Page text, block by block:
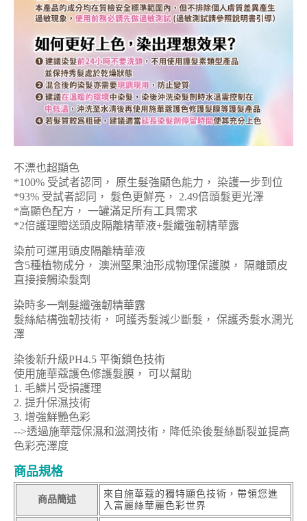
不漂也超顯色
*100% 受試者認同， 原生髮強顯色能力， 染護一步到位
*93% 受試者認同， 髮色更鮮亮， 2.49倍頭髮更光澤
*高顯色配方， 一罐滿足所有工具需求
*2倍護理贈送頭皮隔離精華液+髮纖強韌精華露
染前可運用頭皮隔離精華液
含5種植物成分， 澳洲堅果油形成物理保護膜， 隔離頭皮
直接接觸染髮劑
染時多一劑髮纖強韌精華露
髮絲結構強韌技術， 呵護秀髮減少斷髮， 保護秀髮水潤光
澤
染後新升級PH4.5 平衡鎖色技術
使用施華蔻護色修護髮膜， 可以幫助
1. 毛鱗片受損護理
2. 提升保濕技術
3. 增強鮮艷色彩
-->透過施華蔻保濕和滋潤技術，降低染後髮絲斷裂並提高
色彩亮澤度
商品規格
商品簡述
來自施華蔻的獨特顯色技術，帶領您進
入富麗絲華麗色彩世界